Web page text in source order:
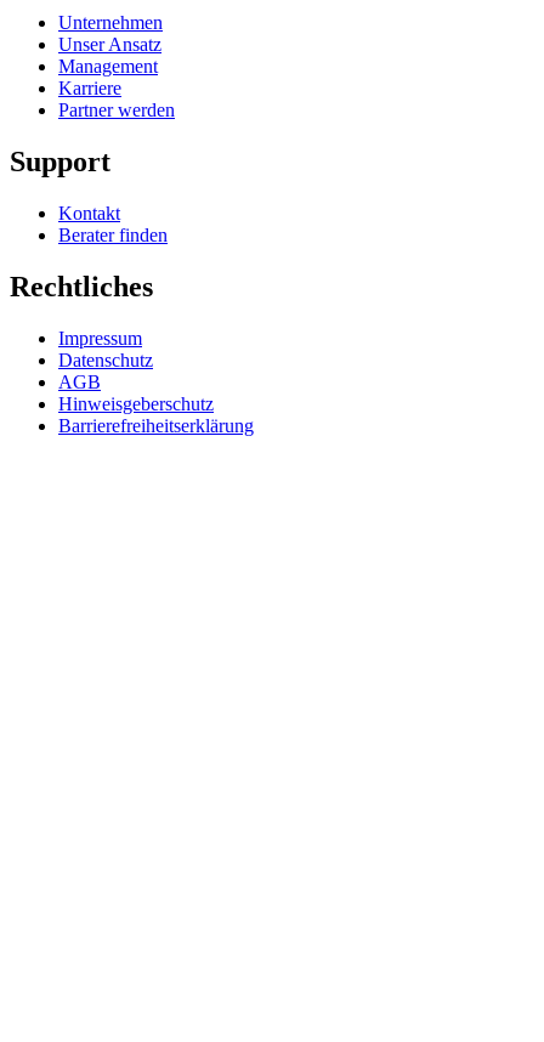
Unternehmen
Unser Ansatz
Management
Karriere
Partner werden
Support
Kontakt
Berater finden
Rechtliches
Impressum
Datenschutz
AGB
Hinweisgeberschutz
Barrierefreiheitserklärung